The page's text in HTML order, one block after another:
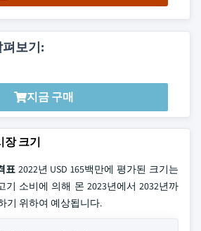
보기:
지금 구매
장 크기
표2022년 USD 165백만에 평가된 크기는
기 소비에 의해 몬 2023년에서 2032년까
기 위하여 예상됩니다.